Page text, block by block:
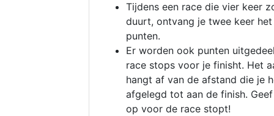
Tijdens een race die vier keer
duurt, ontvang je twee keer
punten.
Er worden ook punten
race stops voor je finisht. Het
hangt af van de afstand die je
afgelegd tot aan de finish.
op voor de race stopt!